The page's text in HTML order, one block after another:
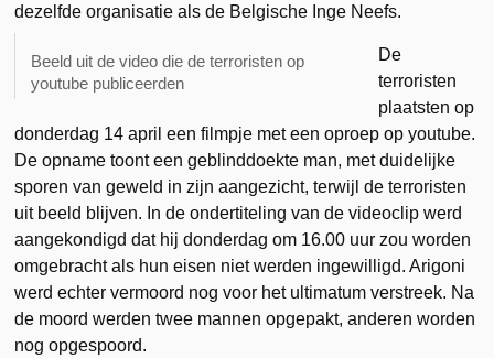
dezelfde organisatie als de Belgische Inge Neefs.
Beeld uit de video die de terroristen op
youtube publiceerden
De
terroristen
plaatsten op
donderdag 14 april een filmpje met een oproep op youtube.
De opname toont een geblinddoekte man, met duidelijke
sporen van geweld in zijn aangezicht, terwijl de terroristen
uit beeld blijven. In de ondertiteling van de videoclip werd
aangekondigd dat hij donderdag om 16.00 uur zou worden
omgebracht als hun eisen niet werden ingewilligd. Arigoni
werd echter vermoord nog voor het ultimatum verstreek. Na
de moord werden twee mannen opgepakt, anderen worden
nog opgespoord.